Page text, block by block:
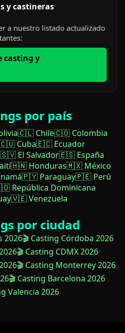
y castineras
a nuestro listado actualizado
casting y
por país
🇨🇱 Chile🇨🇴 Colombia
Cuba🇪🇨 Ecuador
🇸🇻 El Salvador🇪🇸 España
🇭🇳 Honduras🇲🇽 México
🇵🇾 Paraguay🇵🇪 Perú
República Dominicana
🇻🇪 Venezuela
por ciudad
2026🎬 Casting Córdoba 2026
🎬 Casting CDMX 2026
🎬 Casting Monterrey 2026
🎬 Casting Barcelona 2026
Valencia 2026